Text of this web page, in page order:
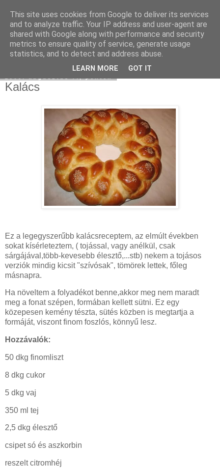
Moha Konyha
Kalács
Ez a legegyszerűbb kalácsreceptem, az elmúlt években
sokat kísérleteztem, ( tojással, vagy anélkül, csak
sárgájával,több-kevesebb élesztő,...stb) nekem a tojásos
verziók mindig kicsit "szívósak", tömörek lettek, főleg
másnapra.
Ha növeltem a folyadékot benne,akkor meg nem maradt
meg a fonat szépen, formában kellett sütni. Ez egy
közepesen kemény tészta, sütés közben is megtartja a
formáját, viszont finom foszlós, könnyű lesz.
Hozzávalók:
50 dkg finomliszt
8 dkg cukor
5 dkg vaj
350 ml tej
2,5 dkg élesztő
csipet só és aszkorbin
reszelt citromhéj
This site uses cookies from Google to deliver its services
and to analyze traffic. Your IP address and user-agent are
shared with Google along with performance and security
metrics to ensure quality of service, generate usage
statistics, and to detect and address abuse.
LEARN MORE GOT IT